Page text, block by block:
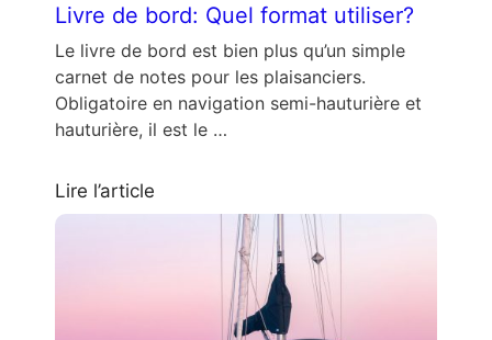
Livre de bord: Quel format utiliser?
Le livre de bord est bien plus qu’un simple
carnet de notes pour les plaisanciers.
Obligatoire en navigation semi-hauturière et
hauturière, il est le …
Lire l’article